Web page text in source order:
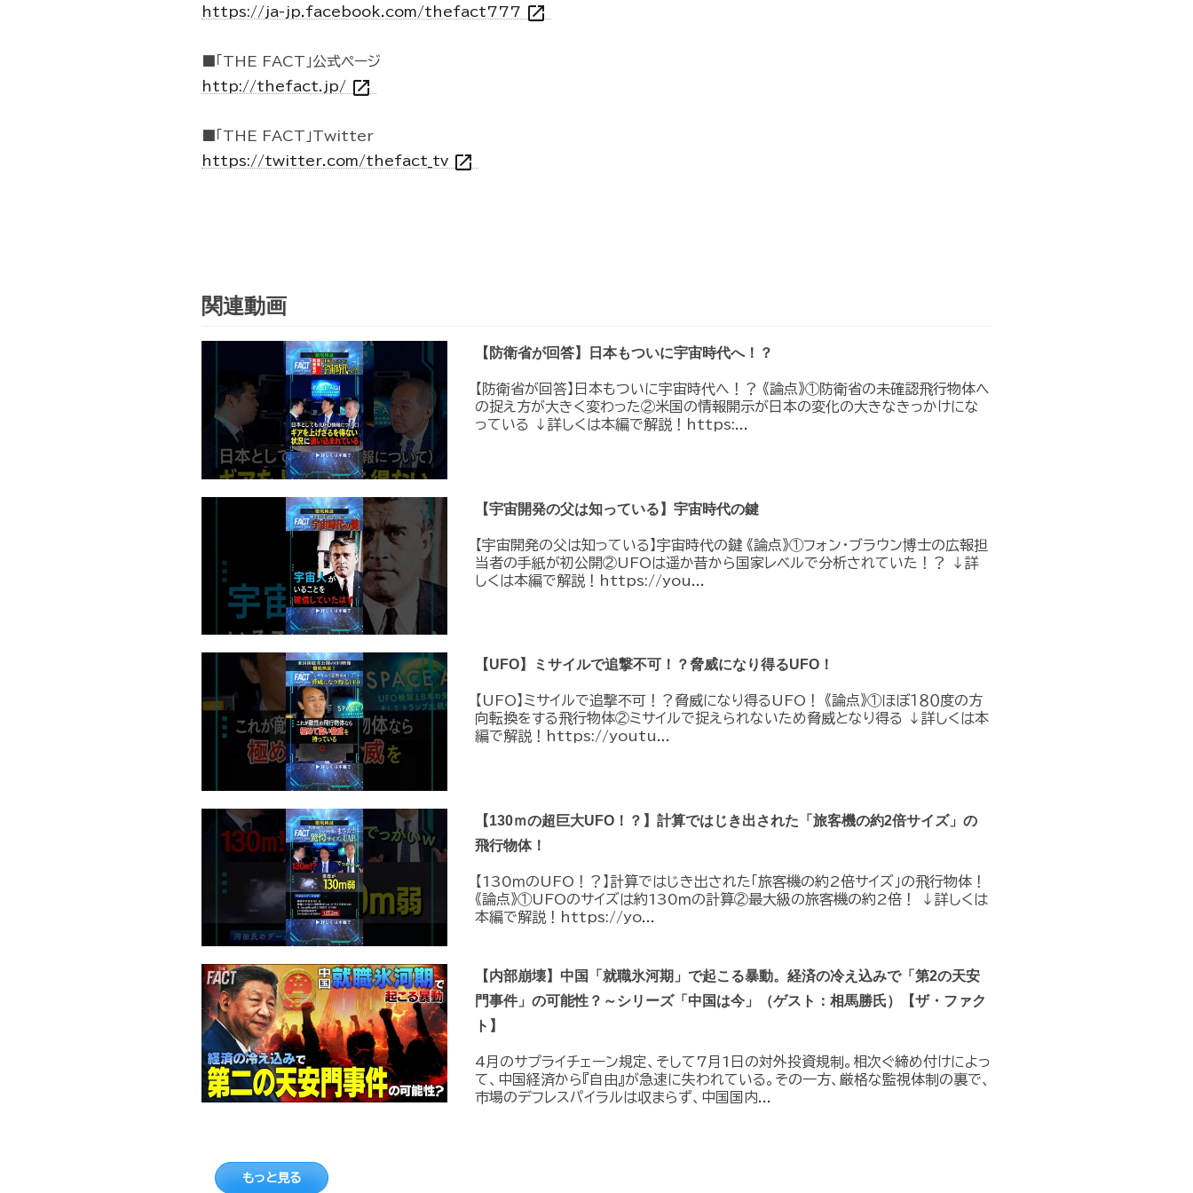
https://ja-jp.facebook.com/thefact777 open_in_new
■「THE FACT」公式ページ
http://thefact.jp/ open_in_new
■「THE FACT」Twitter
https://twitter.com/thefact_tv open_in_new
関連動画
【防衛省が回答】日本もついに宇宙時代へ！？
【防衛省が回答】日本もついに宇宙時代へ！？ 《論点》①防衛省の未確認飛行物体へ
の捉え方が大きく変わった②米国の情報開示が日本の変化の大きなきっかけにな
っている ↓詳しくは本編で解説！https:...
【宇宙開発の父は知っている】宇宙時代の鍵
【宇宙開発の父は知っている】宇宙時代の鍵 《論点》①フォン・ブラウン博士の広報担
当者の手紙が初公開②UFOは遥か昔から国家レベルで分析されていた！？ ↓詳
しくは本編で解説！https://you...
【UFO】ミサイルで追撃不可！？脅威になり得るUFO！
【UFO】ミサイルで追撃不可！？脅威になり得るUFO！ 《論点》①ほぼ１８０度の方
向転換をする飛行物体②ミサイルで捉えられないため脅威となり得る ↓詳しくは本
編で解説！https://youtu...
【130ｍの超巨大UFO！？】計算ではじき出された「旅客機の約2倍サイズ」の
飛行物体！
【130ｍのUFO！？】計算ではじき出された「旅客機の約2倍サイズ」の飛行物体！
《論点》①UFOのサイズは約130ｍの計算②最大級の旅客機の約2倍！ ↓詳しくは
本編で解説！https://yo...
【内部崩壊】中国「就職氷河期」で起こる暴動。経済の冷え込みで「第2の天安
門事件」の可能性？～シリーズ「中国は今」（ゲスト：相馬勝氏）【ザ・ファク
ト】
4月のサプライチェーン規定、そして7月1日の対外投資規制。相次ぐ締め付けによっ
て、中国経済から『自由』が急速に失われている。その一方、厳格な監視体制の裏で、
市場のデフレスパイラルは収まらず、中国国内...
もっと見る